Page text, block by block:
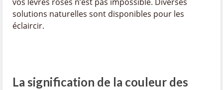
solutions naturelles sont disponibles pour les
éclaircir.
La signification de la couleur des